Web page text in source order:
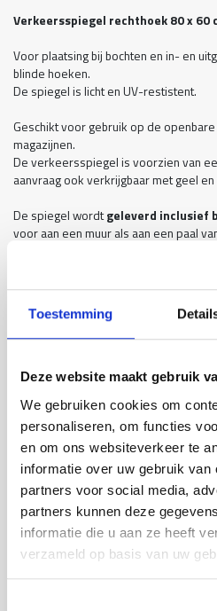
Toestemming
Deze website maakt gebruik
We gebruiken cookies om
personaliseren, om functies
en om ons websiteverkeer te
informatie over uw gebruik van
partners voor social media,
partners kunnen deze
informatie die u aan ze heeft
verzameld op basis van uw
Zoeken
Assortiment
Belijning producten
Aanrijdpalen
Beschermrail B
Verkeersspiegel rechthoek 80 x 60
Voor plaatsing bij bochten en in- en
blinde hoeken.
De spiegel is licht en UV-restistent.
Geschikt voor gebruik op de
magazijnen.
De verkeersspiegel is voorzien van
aanvraag ook verkrijgbaar met geel
De spiegel wordtgeleverd inclusief
voor aan een muur als aan een paal
- Ook leverbaar in diverse maten
- Ook leverbaar in Anticondens